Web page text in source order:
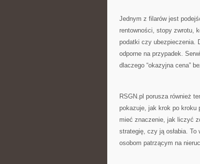
Jednym z filarów jest
rentowności, stopy zwrotu,
podatki czy ubezpieczenia.
odporne na przypadek.
dlaczego “okazyjna cena”
RSGN.pl porusza również
pokazuje, jak krok po kroku
mieć znaczenie, jak liczyć
strategię, czy ją osłabia. To
osobom patrzącym na